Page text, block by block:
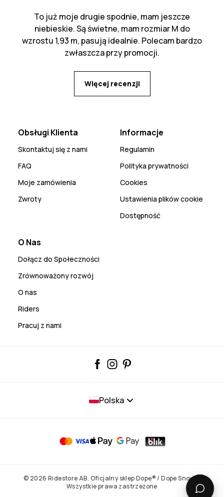
To już moje drugie spodnie, mam jeszcze
niebieskie. Są świetne, mam rozmiar M do
wzrostu 1,93 m, pasują idealnie. Polecam bardzo
zwłaszcza przy promocji.
Więcej recenzji
Obsługi Klienta
Skontaktuj się z nami
FAQ
Moje zamówienia
Zwroty
Informacje
Regulamin
Polityka prywatności
Cookies
Ustawienia plików cookie
Dostępność
O Nas
Dołącz do Społeczności
Zrównoważony rozwój
O nas
Riders
Pracuj z nami
Polska
© 2026 Ridestore AB. Oficjalny sklep Dope® / Dope Snow®.
Wszystkie prawa zastrzeżone